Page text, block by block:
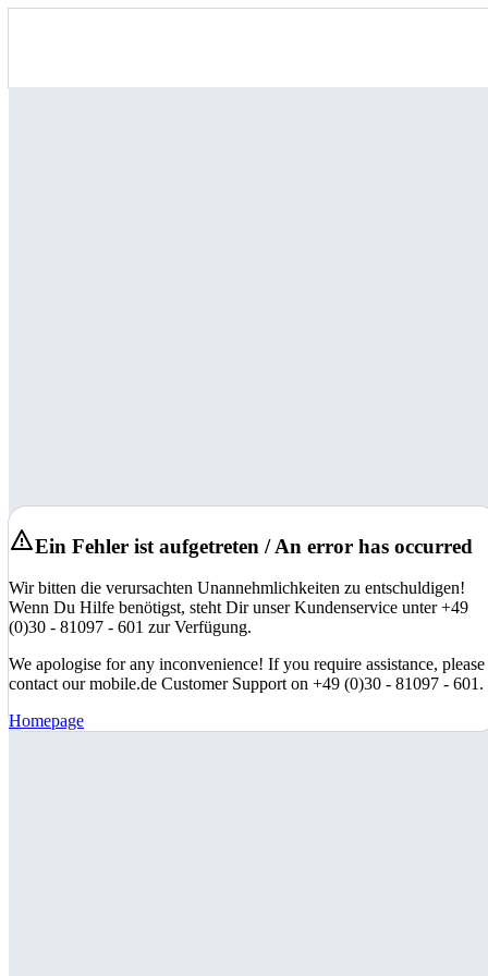
Ein Fehler ist aufgetreten / An error has occurred
Wir bitten die verursachten Unannehmlichkeiten zu entschuldigen!
Wenn Du Hilfe benötigst, steht Dir unser Kundenservice unter +49
(0)30 - 81097 - 601 zur Verfügung.
We apologise for any inconvenience! If you require assistance, please
contact our mobile.de Customer Support on +49 (0)30 - 81097 - 601.
Homepage